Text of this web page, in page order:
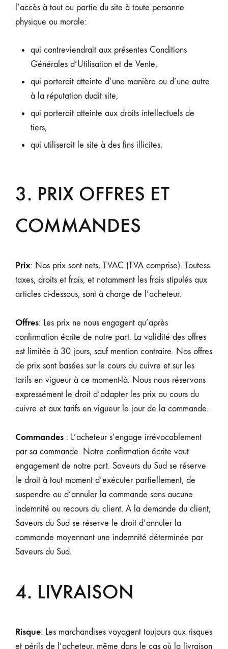
l’accès à tout ou partie du site à toute personne
physique ou morale:
qui contreviendrait aux présentes Conditions
Générales d’Utilisation et de Vente,
qui porterait atteinte d’une manière ou d’une autre
à la réputation dudit site,
qui porterait atteinte aux droits intellectuels de
tiers,
qui utiliserait le site à des fins illicites.
3. PRIX OFFRES ET
COMMANDES
Prix: Nos prix sont nets, TVAC (TVA comprise). Toutess
taxes, droits et frais, et notamment les frais stipulés aux
articles ci-dessous, sont à charge de l’acheteur.
Offres: Les prix ne nous engagent qu’après
confirmation écrite de notre part. La validité des offres
est limitée à 30 jours, sauf mention contraire. Nos offres
de prix sont basées sur le cours du cuivre et sur les
tarifs en vigueur à ce moment-là. Nous nous réservons
expressément le droit d’adapter les prix au cours du
cuivre et aux tarifs en vigueur le jour de la commande.
Commandes : L’acheteur s’engage irrévocablement
par sa commande. Notre confirmation écrite vaut
engagement de notre part. Saveurs du Sud se réserve
le droit à tout moment d’exécuter partiellement, de
suspendre ou d’annuler la commande sans aucune
indemnité ou recours du client. A la demande du client,
Saveurs du Sud se réserve le droit d’annuler la
commande moyennant une indemnité déterminée par
Saveurs du Sud.
4. LIVRAISON
Risque: Les marchandises voyagent toujours aux risques
et périls de l’acheteur, même dans le cas où la livraison